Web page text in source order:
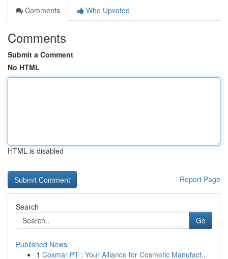
Comments
Who Upvoted
Comments
Submit a Comment
No HTML
HTML is disabled
Report Page
Search
Go
Published News
1 Cosmar PT : Your Alliance for Cosmetic Manufact...